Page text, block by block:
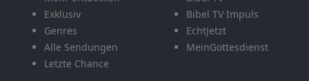
Exklusiv
Genres
Alle Sendungen
Letzte Chance
Bibel TV Impuls
EchtJetzt
MeinGottesdienst